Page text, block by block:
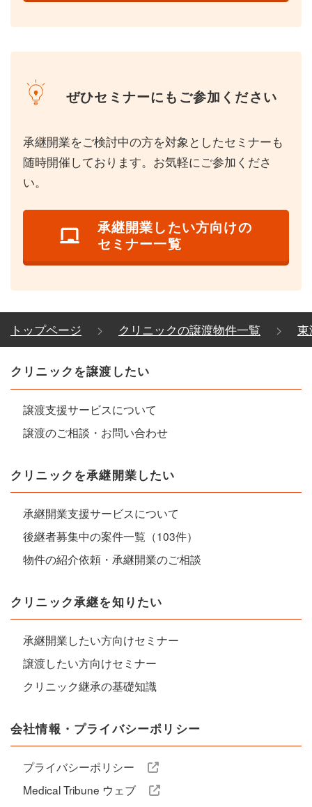
ぜひセミナーにもご参加ください
承継開業をご検討中の方を対象としたセミナーも
随時開催しております。お気軽にご参加くださ
い。
承継開業したい方向けの
セミナー一覧
トップページ クリニックの譲渡物件一覧
クリニックを譲渡したい
譲渡支援サービスについて
譲渡のご相談・お問い合わせ
クリニックを承継開業したい
承継開業支援サービスについて
後継者募集中の案件一覧（103件）
物件の紹介依頼・承継開業のご相談
クリニック承継を知りたい
承継開業したい方向けセミナー
譲渡したい方向けセミナー
クリニック継承の基礎知識
会社情報・プライバシーポリシー
プライバシーポリシー
Medical Tribune ウェブ